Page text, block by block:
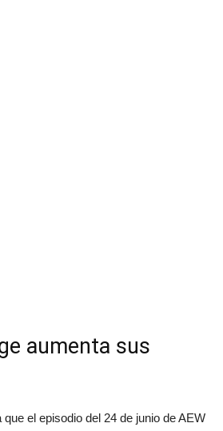
aumenta sus
el episodio del 24 de junio de AEW